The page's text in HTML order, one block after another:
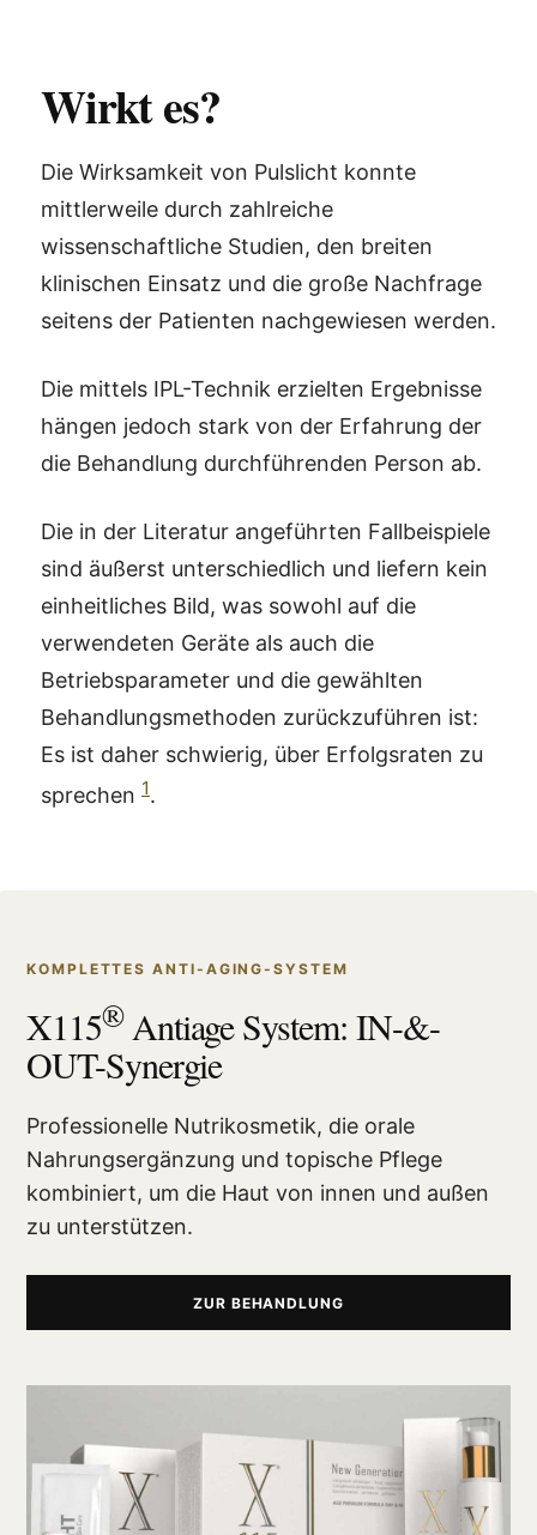
Wirkt es?
Die Wirksamkeit von Pulslicht konnte
mittlerweile durch zahlreiche
wissenschaftliche Studien, den breiten
klinischen Einsatz und die große Nachfrage
seitens der Patienten nachgewiesen werden.
Die mittels IPL-Technik erzielten Ergebnisse
hängen jedoch stark von der Erfahrung der
die Behandlung durchführenden Person ab.
Die in der Literatur angeführten Fallbeispiele
sind äußerst unterschiedlich und liefern kein
einheitliches Bild, was sowohl auf die
verwendeten Geräte als auch die
Betriebsparameter und die gewählten
Behandlungsmethoden zurückzuführen ist:
Es ist daher schwierig, über Erfolgsraten zu
sprechen 1.
KOMPLETTES ANTI-AGING-SYSTEM
X115®Antiage System: IN-&-
OUT-Synergie
Professionelle Nutrikosmetik, die orale
Nahrungsergänzung und topische Pflege
kombiniert, um die Haut von innen und außen
zu unterstützen.
ZUR BEHANDLUNG